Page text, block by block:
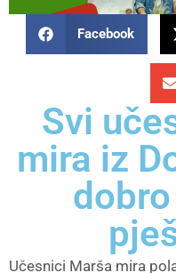
Facebook
Svi
mira iz
Učesnici Marša mira